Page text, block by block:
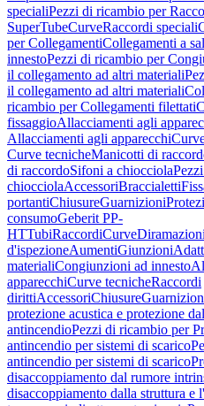
specialiPezzi di ricambio per
SuperTubeCurveRaccordi speciali
per CollegamentiCollegamenti a
innestoPezzi di ricambio per
il collegamento ad altri materiali
il collegamento ad altri materiali
ricambio per Collegamenti filettati
fissaggioAllacciamenti agli
Allacciamenti agli apparecchi
Curve tecnicheManicotti di
di raccordoSifoni a chiocciola
chiocciolaAccessoriBraccialetti
portantiChiusureGuarnizioni
consumoGeberit PP-
HTTubiRaccordiCurveDiramazioni
d'ispezioneAumentiGiunzioni
materialiCongiunzioni ad innesto
apparecchiCurve tecnicheRaccordi
dirittiAccessoriChiusure
protezione acustica e protezione
antincendioPezzi di ricambio per
antincendio per sistemi di scarico
antincendio per sistemi di scarico
disaccoppiamento dal rumore
disaccoppiamento dalla struttura e